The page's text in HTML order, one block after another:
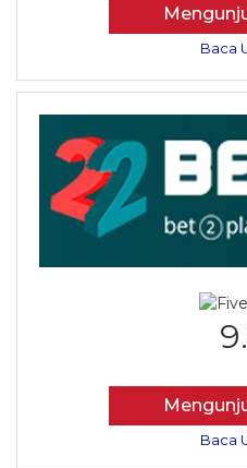
Baca
Baca